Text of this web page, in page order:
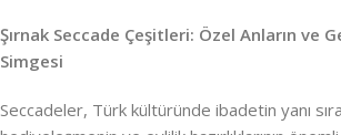
Şırnak Seccade Çeşitleri: Özel Anların ve
Simgesi
Seccadeler, Türk kültüründe ibadetin yanı